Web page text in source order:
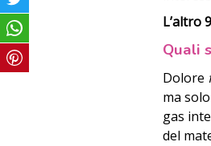
L’altro
Quali
Dolore
ma
gas
del